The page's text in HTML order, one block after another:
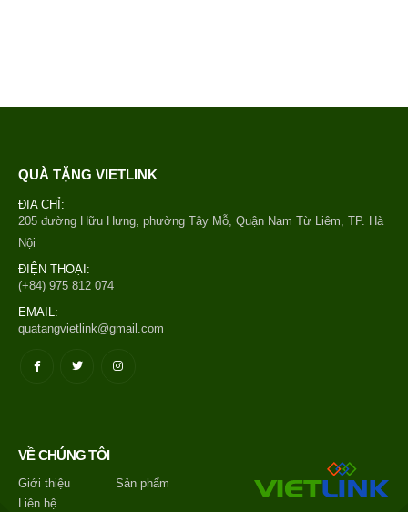
QUÀ TẶNG VIETLINK
ĐỊA CHỈ:
205 đường Hữu Hưng, phường Tây Mỗ, Quận Nam Từ Liêm, TP. Hà
Nội
ĐIỆN THOẠI:
(+84) 975 812 074
EMAIL:
quatangvietlink@gmail.com
VỀ CHÚNG TÔI
Giới thiệu
Sản phẩm
Liên hệ